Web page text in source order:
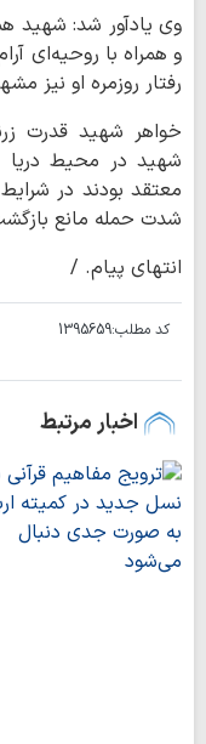
وی یادآور شد: شهید
و همراه با روحیه‌ای
رفتار روزمره او نیز
خواهر شهید قدرت
شهید در محیط دریا
معتقد بودند در
شدت حمله مانع
انتهای پیام. /
کد مطلب:1395659
اخبار مرتبط